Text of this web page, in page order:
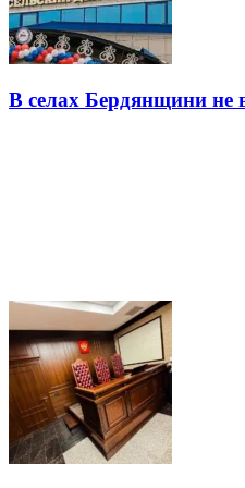
В селах Бердянщини не